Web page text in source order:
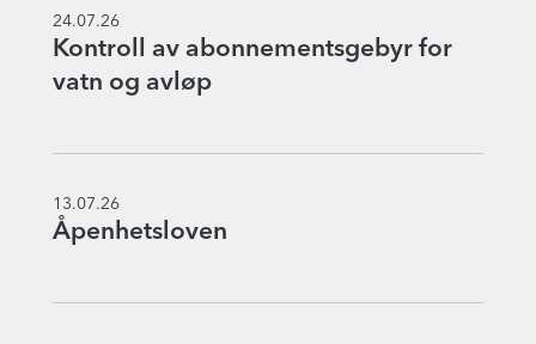
24.07.26
Kontroll av abonnementsgebyr for
vatn og avløp
13.07.26
Åpenhetsloven